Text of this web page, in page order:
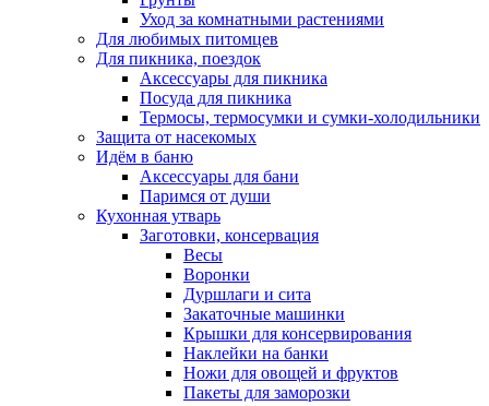
Уход за комнатными растениями
Для любимых питомцев
Для пикника, поездок
Аксессуары для пикника
Посуда для пикника
Термосы, термосумки и сумки-холодильники
Защита от насекомых
Идём в баню
Аксессуары для бани
Паримся от души
Кухонная утварь
Заготовки, консервация
Весы
Воронки
Дуршлаги и сита
Закаточные машинки
Крышки для консервирования
Наклейки на банки
Ножи для овощей и фруктов
Пакеты для заморозки